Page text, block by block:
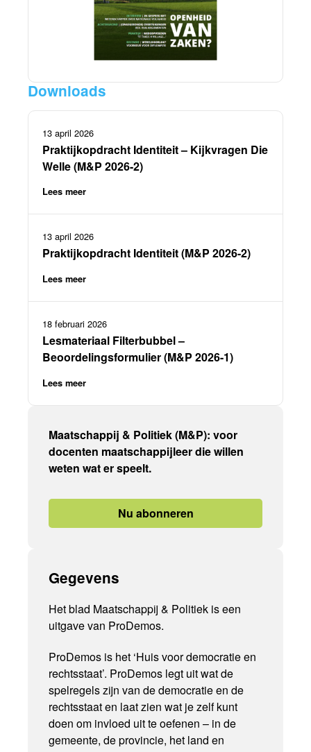
Downloads
13 april 2026
Praktijkopdracht Identiteit – Kijkvragen Die
Welle (M&P 2026-2)
Lees meer
13 april 2026
Praktijkopdracht Identiteit (M&P 2026-2)
Lees meer
18 februari 2026
Lesmateriaal Filterbubbel –
Beoordelingsformulier (M&P 2026-1)
Lees meer
Maatschappij & Politiek (M&P): voor
docenten maatschappijleer die willen
weten wat er speelt.
Nu abonneren
Gegevens
Het blad Maatschappij & Politiek is een
uitgave van ProDemos.
ProDemos is het ‘Huis voor democratie en
rechtsstaat’. ProDemos legt uit wat de
spelregels zijn van de democratie en de
rechtsstaat en laat zien wat je zelf kunt
doen om invloed uit te oefenen – in de
gemeente, de provincie, het land en